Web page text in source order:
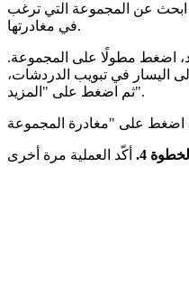
عن المجموعة التي ترغب
في مغادرتها.
اضغط مطولًا على المجموعة.
اليسار في تبويب الدردشات،
ثم اضغط على "المزيد".
الخطوة 4.